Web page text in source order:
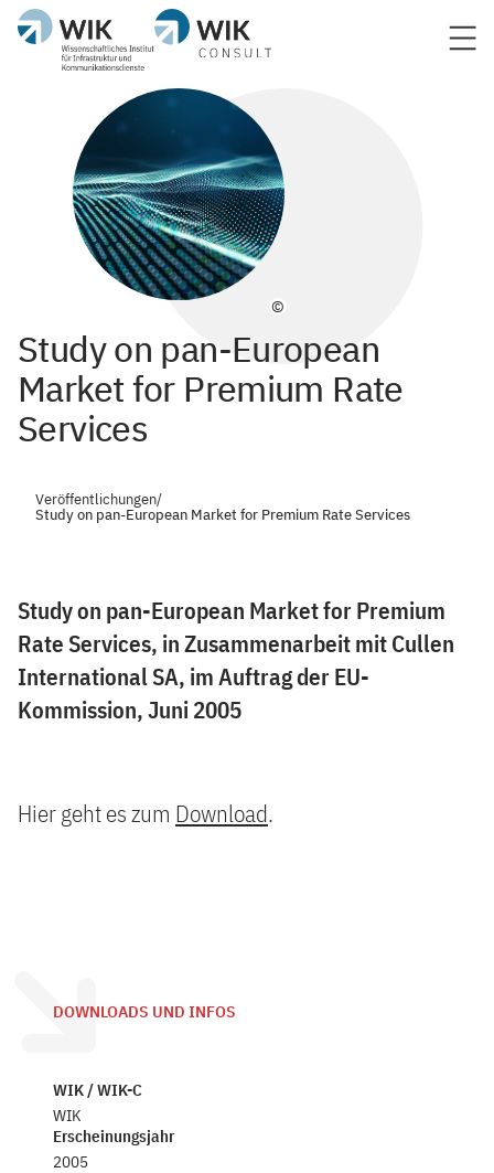
©
Study on pan-European
Market for Premium Rate
Services
Veröffentlichungen/
Study on pan-European Market for Premium Rate Services
Study on pan-European Market for Premium
Rate Services, in Zusammenarbeit mit Cullen
International SA, im Auftrag der EU-
Kommission, Juni 2005
Hier geht es zum Download.
DOWNLOADS UND INFOS
WIK / WIK-C
WIK
Erscheinungsjahr
2005